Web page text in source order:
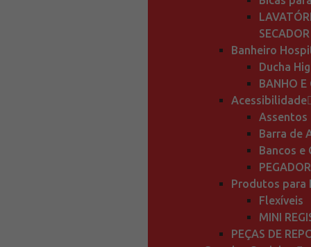
Banheiro
Ducha
BANHO E
Acessibilidade
Assentos
Barra de
Bancos e
Produtos para
Flexíveis
MINI
PEÇAS DE